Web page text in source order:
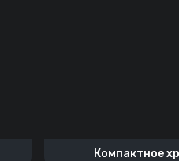
Компактное